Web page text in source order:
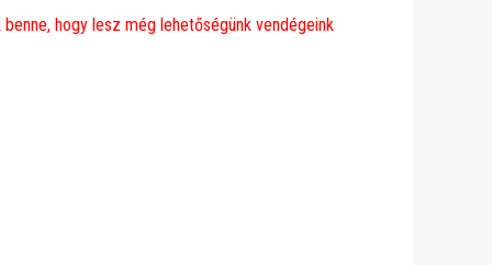
hogy lesz még lehetőségünk vendégeink